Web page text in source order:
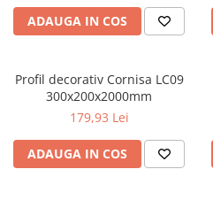
Baze coloane
Capiteluri coloane
Inele coloane
Piedestaluri coloane
Semicoloane de interior
ADAUGA IN COS
Profil decorativ Cornisa LC09
300x200x2000mm
179,93 Lei
ADAUGA IN COS